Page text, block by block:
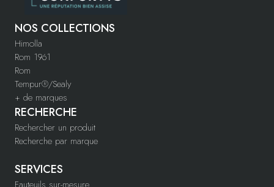
NOS COLLECTIONS
Himolla
Rom 1961
Rom
Tempur®/Sealy
+ de marques
RECHERCHE
Rechercher un produit
Recherche par marque
SERVICES